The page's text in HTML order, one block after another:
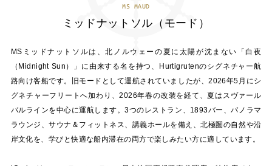
MS MAUD
ミッドナットソル（モード）
MSミッドナットソルは、北ノルウェーの夏に太陽が沈まない「白夜
（Midnight Sun）」に由来する名を持つ、Hurtigrutenのシグネチャー航
路向け客船です。旧モードとして運航されていましたが、2026年5月にシ
グネチャーフリートへ加わり、2026年春の改装を経て、夏はスヴァール
バルラインを中心に運航します。3つのレストラン、1893バー、パノラマ
ラウンジ、サウナ＆フィットネス、講義ホールを備え、北極圏の自然や沿
岸文化を、学びと快適な船内滞在の両方で楽しみたい方に適しています。